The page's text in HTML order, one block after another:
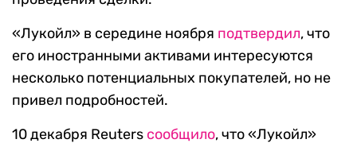
«Лукойл» в середине ноября подтвердил, что
его иностранными активами интересуются
несколько потенциальных покупателей, но не
привел подробностей.
10 декабря Reuters сообщило, что «Лукойл»